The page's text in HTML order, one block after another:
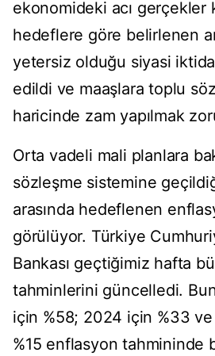
ekonomideki acı gerçekler
hedeflere göre belirlenen
yetersiz olduğu siyasi
edildi ve maaşlara toplu
haricinde zam yapılmak
Orta vadeli mali planlara
sözleşme sistemine
arasında hedeflenen
görülüyor. Türkiye
Bankası geçtiğimiz hafta
tahminlerini güncelledi.
için %58; 2024 için %33 ve
%15 enflasyon tahmininde